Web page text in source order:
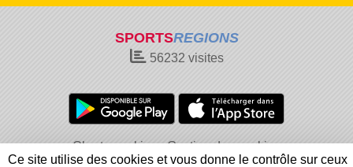
SPORTSREGIONS
56232 visites
Charte cookies
Gestion des cookies
Informations légales
Signaler un contenu inapproprié
Ce site utilise des cookies et vous donne le contrôle sur ceux